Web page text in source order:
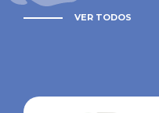
VER TODOS